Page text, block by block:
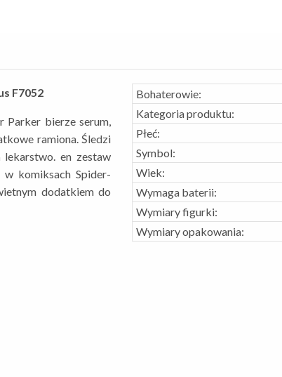
F7052
Parker bierze serum,
ramiona. Śledzi
en zestaw
komiksach Spider-
dodatkiem do
Bohaterowie:
Kategoria produktu:
Płeć:
Symbol:
Wiek:
Wymaga baterii:
Wymiary figurki:
Wymiary opakowania: